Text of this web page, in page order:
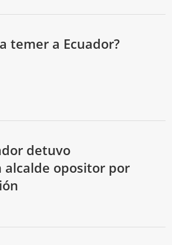
temer a Ecuador?
detuvo
opositor por